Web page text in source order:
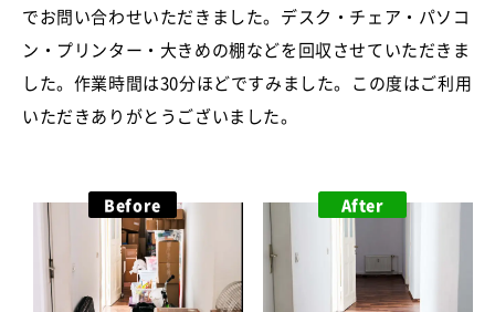
でお問い合わせいただきました。デスク・チェア・パソコ
ン・プリンター・大きめの棚などを回収させていただきま
した。作業時間は30分ほどですみました。この度はご利用
いただきありがとうございました。
Before After